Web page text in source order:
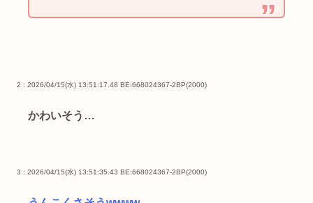
2 : 2026/04/15(水) 13:51:17.48 BE:668024367-2BP(2000)
かわいそう…
3 : 2026/04/15(水) 13:51:35.43 BE:668024367-2BP(2000)